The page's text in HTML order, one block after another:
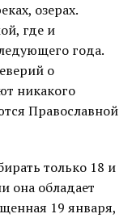
озерах.
где и
года.
о
никакого
Православной
только 18 и
она обладает
19 января,